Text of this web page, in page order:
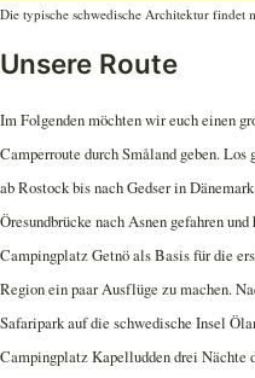
Die typische schwedische Architektur findet
Unsere Route
Im Folgenden möchten wir euch einen
Camperroute durch Småland geben.
ab Rostock bis nach Gedser in
Öresundbrücke nach Asnen gefahren und
Campingplatz Getnö als Basis für die
Region ein paar Ausflüge zu machen.
Safaripark auf die schwedische Insel
Campingplatz Kapelludden drei Nächte